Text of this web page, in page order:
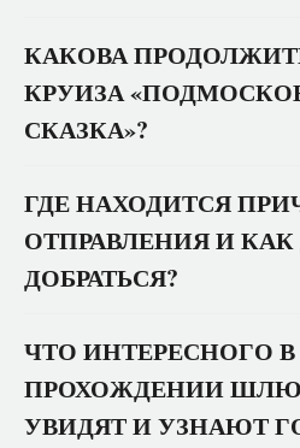
КАКОВА
КРУИЗА
СКАЗКА»?
ГДЕ НАХОДИТСЯ
ОТПРАВЛЕНИЯ И
ДОБРАТЬСЯ?
ЧТО ИНТЕРЕСНОГО В
ПРОХОЖДЕНИИ
УВИДЯТ И УЗНАЮТ